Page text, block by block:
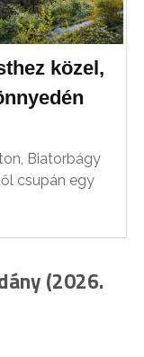
közel,
Biatorbágy
csupán egy
(2026.